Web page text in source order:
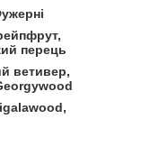
перець
ветивер,